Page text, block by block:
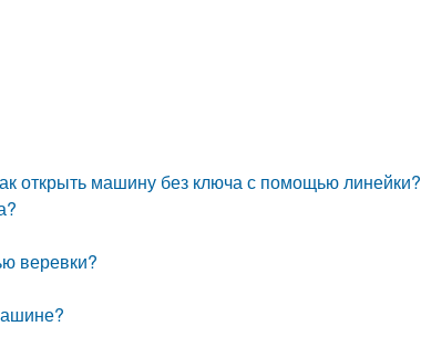
открыть машину без ключа с помощью линейки?
веревки?